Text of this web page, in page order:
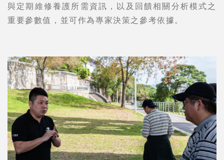
與定期維修養護所需資訊，以及回饋相關分析模式之
重要參數值，並可作為專家決策之參考依據。